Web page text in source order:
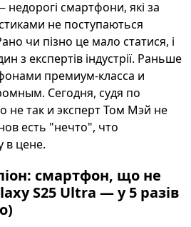
смартфони, які за
не поступаються
чи пізно це мало статися, і
з експертів індустрії. Раньше
премиум-класса и
Сегодня, судя по
не так и эксперт Том Мэй не
есть "нечто", что
в цене.
смартфон, що не
S25 Ultra — у 5 разів